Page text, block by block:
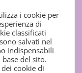
i cookie per
di
classificati
salvati nel
indispensabili
del sito.
cookie di